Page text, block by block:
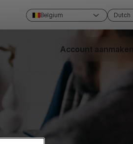
Belgium Dutch
Account aanmaken